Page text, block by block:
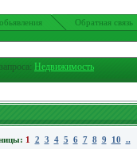
Обратная связь
Недвижимость
1 2 3 4 5 6 7 8 9 10 ..